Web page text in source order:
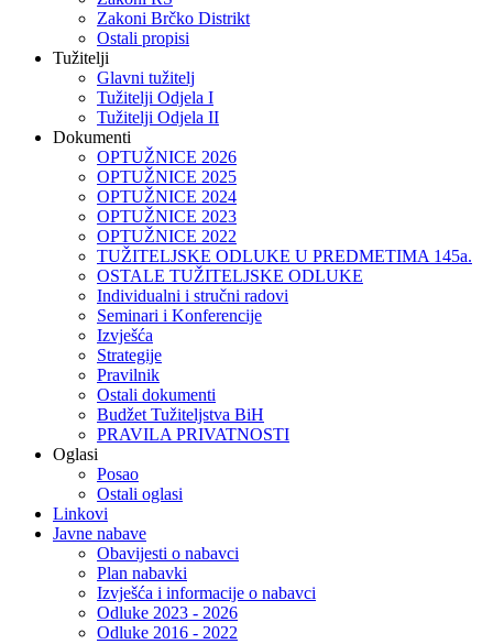
Zakoni Brčko Distrikt
Ostali propisi
Tužitelji
Glavni tužitelj
Tužitelji Odjela I
Tužitelji Odjela II
Dokumenti
OPTUŽNICE 2026
OPTUŽNICE 2025
OPTUŽNICE 2024
OPTUŽNICE 2023
OPTUŽNICE 2022
TUŽITELJSKE ODLUKE U PREDMETIMA 145a.
OSTALE TUŽITELJSKE ODLUKE
Individualni i stručni radovi
Seminari i Konferencije
Izvješća
Strategije
Pravilnik
Ostali dokumenti
Budžet Tužiteljstva BiH
PRAVILA PRIVATNOSTI
Oglasi
Posao
Ostali oglasi
Linkovi
Javne nabave
Obavijesti o nabavci
Plan nabavki
Izvješća i informacije o nabavci
Odluke 2023 - 2026
Odluke 2016 - 2022